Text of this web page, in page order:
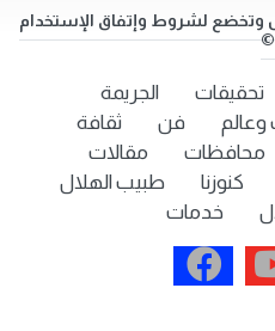
وتخضع لشروط وإتفاق الإستخدام
©
تحقيقات
الجريمة
فن
ثقافة
محافظات
مقالات
كنوزنا
طبيب الهلال
خدمات